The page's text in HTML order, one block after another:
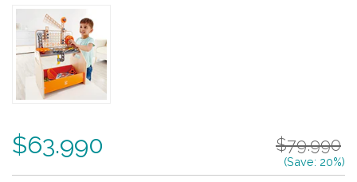
$63.990 $79.990
(Save: 20%)